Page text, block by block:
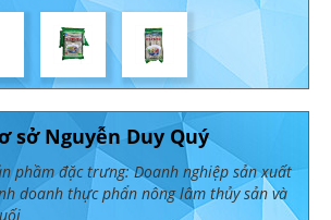
sở Nguyễn Duy Quý
phầm đặc trưng: Doanh nghiệp sản xuất
doanh thực phẩn nông lâm thủy sản và